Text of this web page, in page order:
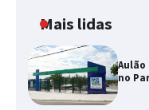
Mais lidas
no